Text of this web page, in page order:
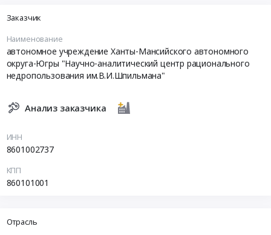
Заказчик
Наименование
автономное учреждение Ханты-Мансийского автономного
округа-Югры "Научно-аналитический центр рационального
недропользования им.В.И.Шпильмана"
Анализ заказчика
ИНН
8601002737
КПП
860101001
Отрасль